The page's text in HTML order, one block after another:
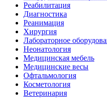
Реабилитация
Диагностика
Реанимация
Хирургия
Лабораторное
Неонатология
Медицинская мебель
Медицинские весы
Офтальмология
Косметология
Ветеринария